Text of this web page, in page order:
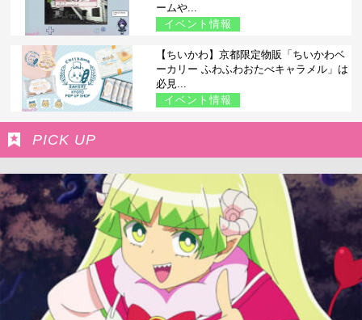
ームや...
イベント情報
【ちいかわ】京都限定物販「ちいかわベ
ーカリー ふわふわおたべキャラメル」は
必見...
イベント情報
PICK UP